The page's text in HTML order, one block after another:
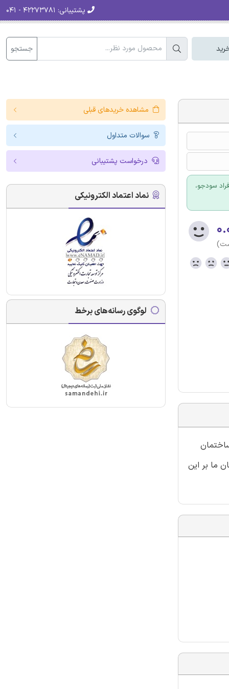
پشتیبانی:
جستجو
سودجو،
ما بر این
مشاهده خریدهای قبلی
سوالات متداول
درخواست پشتیبانی
نماد اعتماد الکترونیکی
لوگوی رسانه‌های برخط